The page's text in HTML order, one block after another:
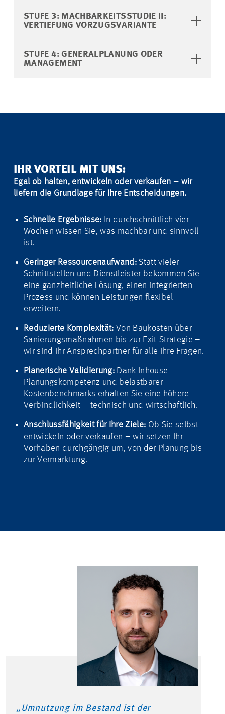
STUFE 3: MACHBARKEITSSTUDIE II:
VERTIEFUNG VORZUGSVARIANTE
STUFE 4: GENERALPLANUNG ODER
MANAGEMENT
IHR VORTEIL MIT UNS:
Egal ob halten, entwickeln oder verkaufen – wir
liefern die Grundlage für Ihre Entscheidungen.
Schnelle Ergebnisse: In durchschnittlich vier
Wochen wissen Sie, was machbar und sinnvoll
ist.
Geringer Ressourcenaufwand:Statt vieler
Schnittstellen und Dienstleister bekommen Sie
eine ganzheitliche Lösung, einen integrierten
Prozess und können Leistungen flexibel
erweitern.
Reduzierte Komplexität: Von Baukosten über
Sanierungsmaßnahmen bis zur Exit-Strategie –
wir sind Ihr Ansprechpartner für alle Ihre Fragen.
Planerische Validierung:Dank Inhouse-
Planungskompetenz und belastbarer
Kostenbenchmarks erhalten Sie eine höhere
Verbindlichkeit – technisch und wirtschaftlich.
Anschlussfähigkeit für Ihre Ziele: Ob Sie selbst
entwickeln oder verkaufen – wir setzen Ihr
Vorhaben durchgängig um, von der Planung bis
zur Vermarktung.
„Umnutzung im Bestand ist der